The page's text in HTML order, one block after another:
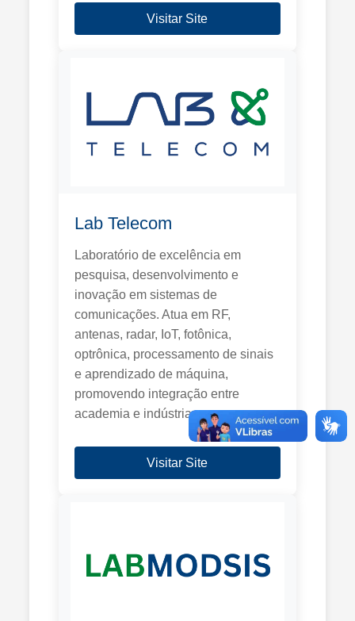
Visitar Site
Lab Telecom
Laboratório de excelência em
pesquisa, desenvolvimento e
inovação em sistemas de
comunicações. Atua em RF,
antenas, radar, IoT, fotônica,
optrônica, processamento de sinais
e aprendizado de máquina,
promovendo integração entre
academia e indústria.
Visitar Site